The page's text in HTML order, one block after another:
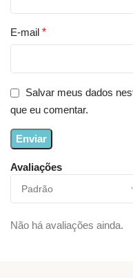
Avaliações
Não há avaliações ainda.
E-mail *
Salvar meus dados
que eu comentar.